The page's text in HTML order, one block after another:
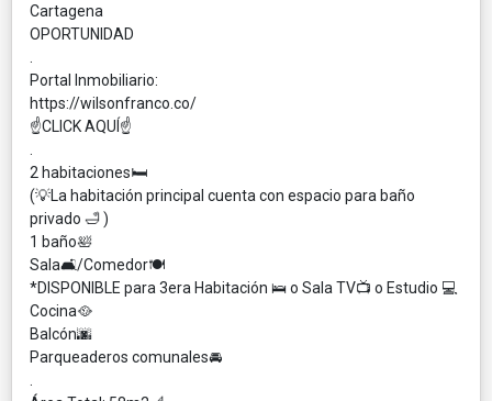
Cartagena
OPORTUNIDAD
Portal Inmobiliario:
https://wilsonfranco.co/
☝️CLICK AQUÍ☝️
2 habitaciones🛏
(💡La habitación principal cuenta con espacio para baño
privado 🛁 )
1 baño🛀
Sala🛋/Comedor🍽
*DISPONIBLE para 3era Habitación 🛌 o Sala TV📺 o Estudio 💻
Cocina🥘
Balcón🌆
Parqueaderos comunales🚘